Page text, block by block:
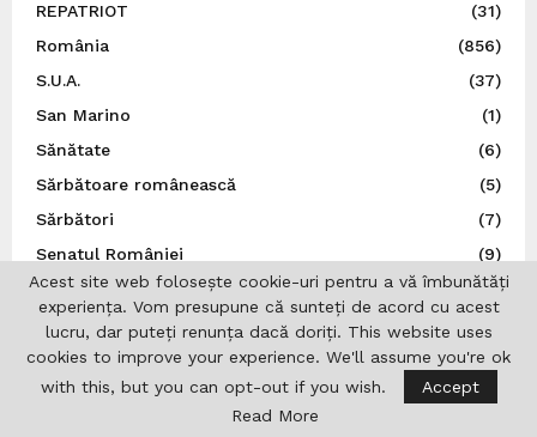
REPATRIOT
(31)
România
(856)
S.U.A.
(37)
San Marino
(1)
Sănătate
(6)
Sărbătoare românească
(5)
Sărbători
(7)
Senatul României
(9)
Sens Giratoriu
(70)
Serbia
Social
(136)
Spania
(34)
Acest site web folosește cookie-uri pentru a vă îmbunătăți
experiența. Vom presupune că sunteți de acord cu acest
lucru, dar puteți renunța dacă doriți. This website uses
cookies to improve your experience. We'll assume you're ok
with this, but you can opt-out if you wish.
Accept
Read More